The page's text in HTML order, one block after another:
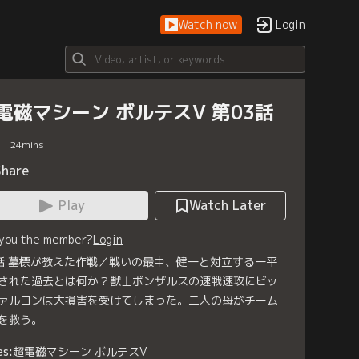
Watch now Login
磁マシーン ボルテスV 第03話
24mins
Play
Watch Later
the member?Login
墓標が教えた作戦／戦いの最中、健一と対立する一平
れた過去とは何か？獣士ボンザルスの速戦速攻にビッ
ルコンは大損害を受けてしまった。二人の母がチーム
救う。
超電磁マシーン ボルテスV